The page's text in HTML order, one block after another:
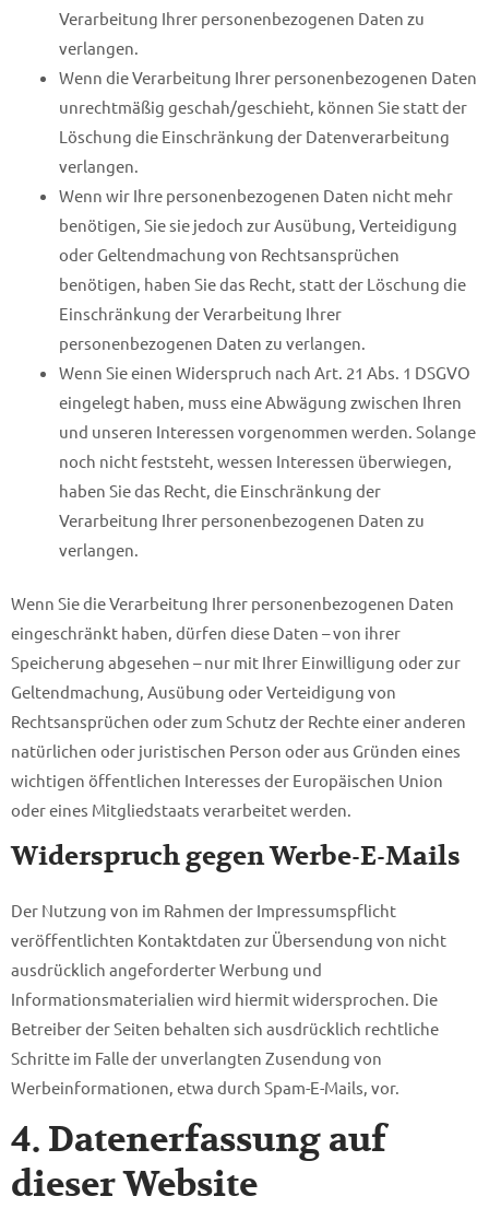
Verarbeitung Ihrer personenbezogenen Daten zu
verlangen.
Wenn die Verarbeitung Ihrer personenbezogenen Daten
unrechtmäßig geschah/geschieht, können Sie statt der
Löschung die Einschränkung der Datenverarbeitung
verlangen.
Wenn wir Ihre personenbezogenen Daten nicht mehr
benötigen, Sie sie jedoch zur Ausübung, Verteidigung
oder Geltendmachung von Rechtsansprüchen
benötigen, haben Sie das Recht, statt der Löschung die
Einschränkung der Verarbeitung Ihrer
personenbezogenen Daten zu verlangen.
Wenn Sie einen Widerspruch nach Art. 21 Abs. 1 DSGVO
eingelegt haben, muss eine Abwägung zwischen Ihren
und unseren Interessen vorgenommen werden. Solange
noch nicht feststeht, wessen Interessen überwiegen,
haben Sie das Recht, die Einschränkung der
Verarbeitung Ihrer personenbezogenen Daten zu
verlangen.
Wenn Sie die Verarbeitung Ihrer personenbezogenen Daten
eingeschränkt haben, dürfen diese Daten – von ihrer
Speicherung abgesehen – nur mit Ihrer Einwilligung oder zur
Geltendmachung, Ausübung oder Verteidigung von
Rechtsansprüchen oder zum Schutz der Rechte einer anderen
natürlichen oder juristischen Person oder aus Gründen eines
wichtigen öffentlichen Interesses der Europäischen Union
oder eines Mitgliedstaats verarbeitet werden.
Widerspruch gegen Werbe-E-Mails
Der Nutzung von im Rahmen der Impressumspflicht
veröffentlichten Kontaktdaten zur Übersendung von nicht
ausdrücklich angeforderter Werbung und
Informationsmaterialien wird hiermit widersprochen. Die
Betreiber der Seiten behalten sich ausdrücklich rechtliche
Schritte im Falle der unverlangten Zusendung von
Werbeinformationen, etwa durch Spam-E-Mails, vor.
4. Datenerfassung auf
dieser Website